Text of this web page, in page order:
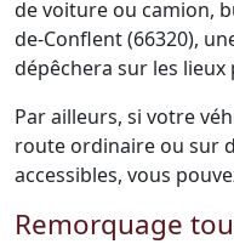
de voiture ou camion,
de-Conflent (66320),
dépêchera sur les
Par ailleurs, si votre
route ordinaire ou sur
accessibles, vous
Remorquage